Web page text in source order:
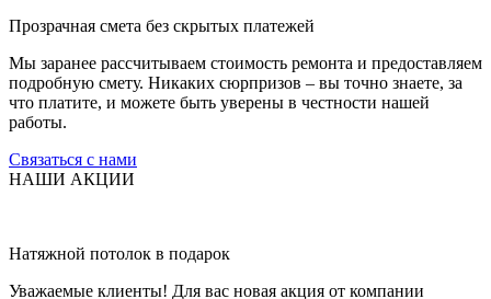
Прозрачная смета без скрытых платежей
Мы заранее рассчитываем стоимость ремонта и предоставляем
подробную смету. Никаких сюрпризов – вы точно знаете, за
что платите, и можете быть уверены в честности нашей
работы.
Связаться с нами
НАШИ АКЦИИ
Натяжной потолок в подарок
Уважаемые клиенты! Для вас новая акция от компании